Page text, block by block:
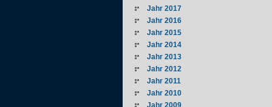
Jahr 2017
Jahr 2016
Jahr 2015
Jahr 2014
Jahr 2013
Jahr 2012
Jahr 2011
Jahr 2010
Jahr 2009